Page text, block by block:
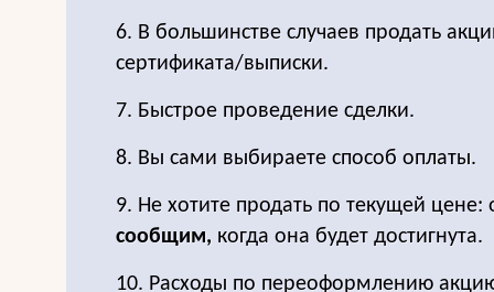
6. В большинстве случаев продать
сертификата/выписки.
7. Быстрое проведение сделки.
8. Вы сами выбираете способ оплаты.
9. Не хотите продать по текущей цене:
сообщим, когда она будет достигнута.
10. Расходы по переоформлению